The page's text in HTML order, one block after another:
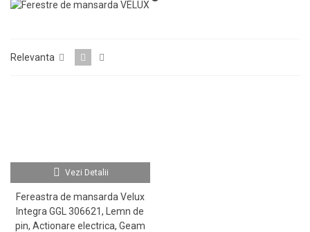
Relevanta
Vezi Detalii
Fereastra de mansarda Velux
Integra GGL 306621, Lemn de
pin, Actionare electrica, Geam